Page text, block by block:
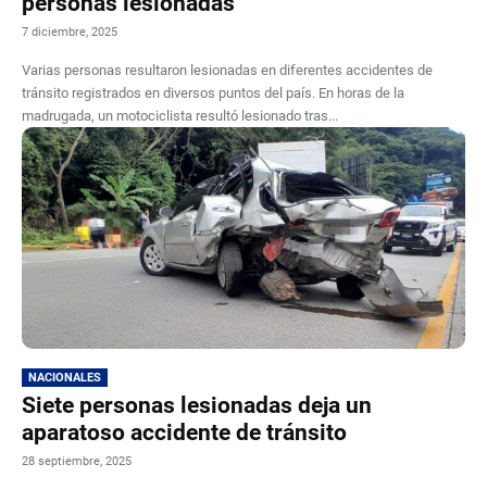
7 diciembre, 2025
Varias personas resultaron lesionadas en diferentes accidentes de
tránsito registrados en diversos puntos del país. En horas de la
madrugada, un motociclista resultó lesionado tras...
NACIONALES
Siete personas lesionadas deja un
aparatoso accidente de tránsito
28 septiembre, 2025